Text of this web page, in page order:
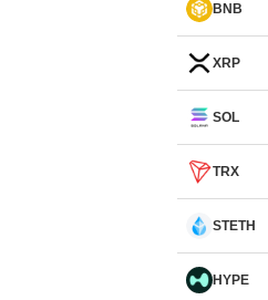
BNB
XRP
SOL
TRX
STETH
HYPE